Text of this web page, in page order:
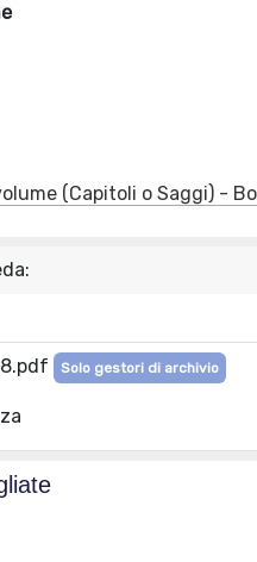
(Capitoli o Saggi) -
Solo gestori di archivio